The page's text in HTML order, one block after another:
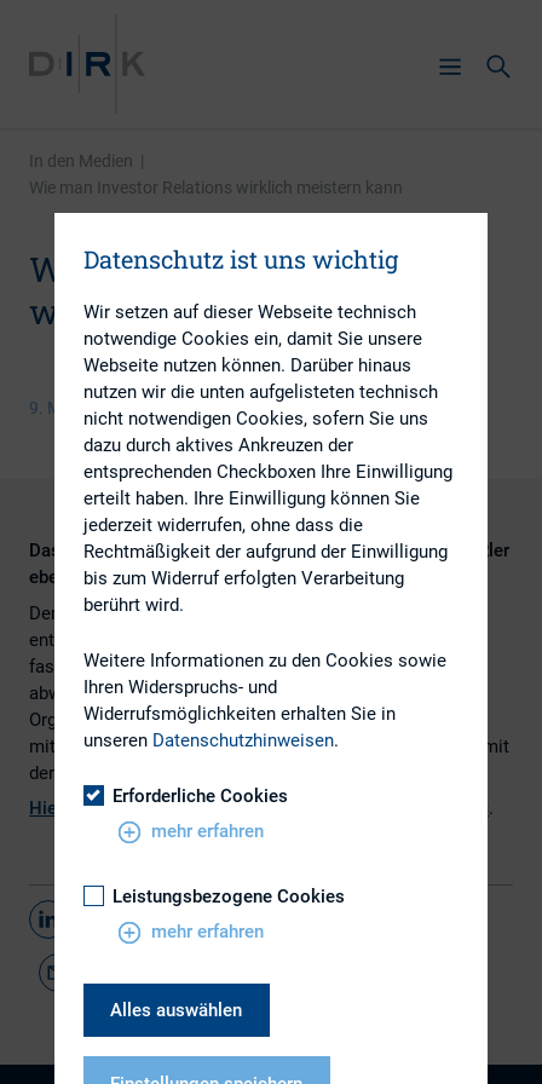
In den Medien |
Wie man Investor Relations wirklich meistern kann
Wie man Investor Relations
wirklich meistern kann
9. Mai 2016
Das Verstehen von psychologischen Prozessen ist für IRler
ebenso wichtig wie das operationale IR-Grundwissen.
Der Bereich der Investor Relations hat sich so enorm
entwickelt, dass es nun höchstwahrscheinlich die
faszinierendste, anspruchsvollste und
abwechslungsreichste Funktion in der
Organisationsstruktur eines Unternehmens ist – und das
mit direktem Einfluss auf den Unternehmenswert und somit
den Aktienpreis.
Hier
finden Sie den vollständigen Artikel von .
Teilen
Datenschutz ist uns wichtig
Wir setzen auf dieser Webseite technisch
notwendige Cookies ein, damit Sie unsere
Webseite nutzen können. Darüber hinaus
nutzen wir die unten aufgelisteten technisch
nicht notwendigen Cookies, sofern Sie uns
dazu durch aktives Ankreuzen der
entsprechenden Checkboxen Ihre Einwilligung
erteilt haben. Ihre Einwilligung können Sie
jederzeit widerrufen, ohne dass die
Rechtmäßigkeit der aufgrund der Einwilligung
bis zum Widerruf erfolgten Verarbeitung
berührt wird.
Weitere Informationen zu den Cookies sowie
Ihren Widerspruchs- und
Widerrufsmöglichkeiten erhalten Sie in
unseren Datenschutzhinweisen.
Erforderliche Cookies
mehr erfahren
Leistungsbezogene Cookies
mehr erfahren
Alles auswählen